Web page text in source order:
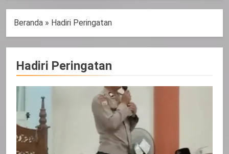
Beranda » Hadiri Peringatan
Hadiri Peringatan